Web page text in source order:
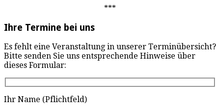
***
Ihre Termine bei uns
Es fehlt eine Veranstaltung in unserer Terminübersicht?
Bitte senden Sie uns entsprechende Hinweise über
dieses Formular:
Ihr Name (Pflichtfeld)